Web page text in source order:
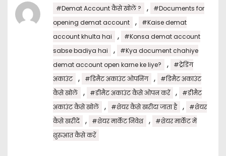
#Demat Account कैसे खोलें ? ,
#Documents for
opening demat account
,
#Kaise demat
account khulta hai
,
#Konsa demat account
sabse badiya hai
,
#Kya document chahiye
demat account open karne ke liye?
,
#ट्रेडिंग
अकाउंट
, #डिमैट अकाउंट ओपनिंग ,
#डिमैट अकाउंट
कैसे खोलें
, #डीमैट अकाउंट कैसे ओपन करें ,
#डीमैट
अकाउंट कैसे खोलें
, #शेयर कैसे खरीदा जाता है ,
#शेयर
कैसे खरीदें
, #शेयर मार्केट निवेश ,
#शेयर मार्केट में
शुरुआत कैसे करें